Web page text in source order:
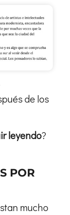
de los
leyendo?
POR
mucho